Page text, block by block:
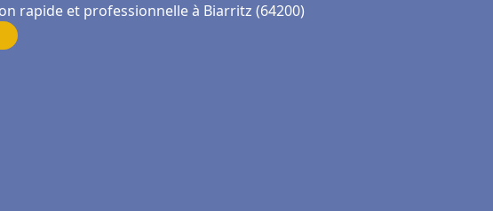
rapide et professionnelle à Biarritz (64200)